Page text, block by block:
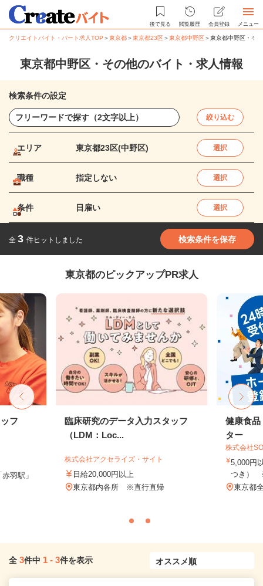
後で見る 閲覧履歴 会員登録 メニュー
クリエイトバイト・パート求人TOP ＞東京都＞東京都23区＞東京都中野区＞東京都中野区・そ
東京都中野区・その他のバイト・求人情報
検索条件の設定
絞り込む
エリア 東京都23区(中野区) 選択
職種 指定しない 選択
条件 日雇い 選択
全 3 件ヒットしました 検索条件を保存
東京都のピックアップPR求人
フ
羽駅」
臨床研究のデータ入力スタッフ
（LDM：Loc...
株式会社アクセライズ・サイト
日給20,000円以上
東京都内各所 ※直行直帰
健康食品
ター
株式会社
5,000円
つき）
東京都
全 3件中 1 - 3件を表示